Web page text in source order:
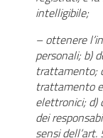
intelligibile;
– ottenere
personali; b)
trattamento;
trattamento
elettronici; d)
dei
sensi